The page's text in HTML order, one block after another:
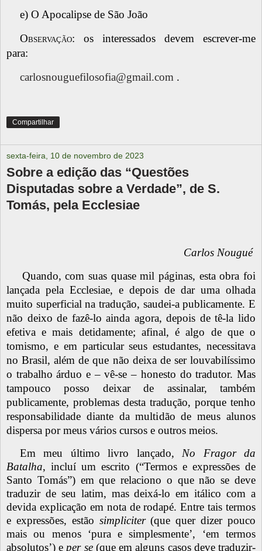
e) O Apocalipse de São João
Observação: os interessados devem escrever-me
para:
carlosnouguefilosofia@gmail.com .
Compartilhar
sexta-feira, 10 de novembro de 2023
Sobre a edição das “Questões
Disputadas sobre a Verdade”, de S.
Tomás, pela Ecclesiae
Carlos Nougué
Quando, com suas quase mil páginas, esta obra foi
lançada pela Ecclesiae, e depois de dar uma olhada
muito superficial na tradução, saudei-a publicamente. E
não deixo de fazê-lo ainda agora, depois de tê-la lido
efetiva e mais detidamente; afinal, é algo de que o
tomismo, e em particular seus estudantes, necessitava
no Brasil, além de que não deixa de ser louvabilíssimo
o trabalho árduo e – vê-se – honesto do tradutor. Mas
tampouco posso deixar de assinalar, também
publicamente, problemas desta tradução, porque tenho
responsabilidade diante da multidão de meus alunos
dispersa por meus vários cursos e outros meios.
Em meu último livro lançado, No Fragor da
Batalha, incluí um escrito (“Termos e expressões de
Santo Tomás”) em que relaciono o que não se deve
traduzir de seu latim, mas deixá-lo em itálico com a
devida explicação em nota de rodapé. Entre tais termos
e expressões, estão simpliciter(que quer dizer pouco
mais ou menos ‘pura e simplesmente’, ‘em termos
absolutos’) e per se(que em alguns casos deve traduzir-